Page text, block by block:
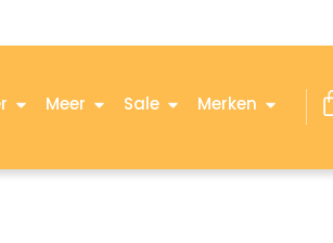
Meer Sale Merken